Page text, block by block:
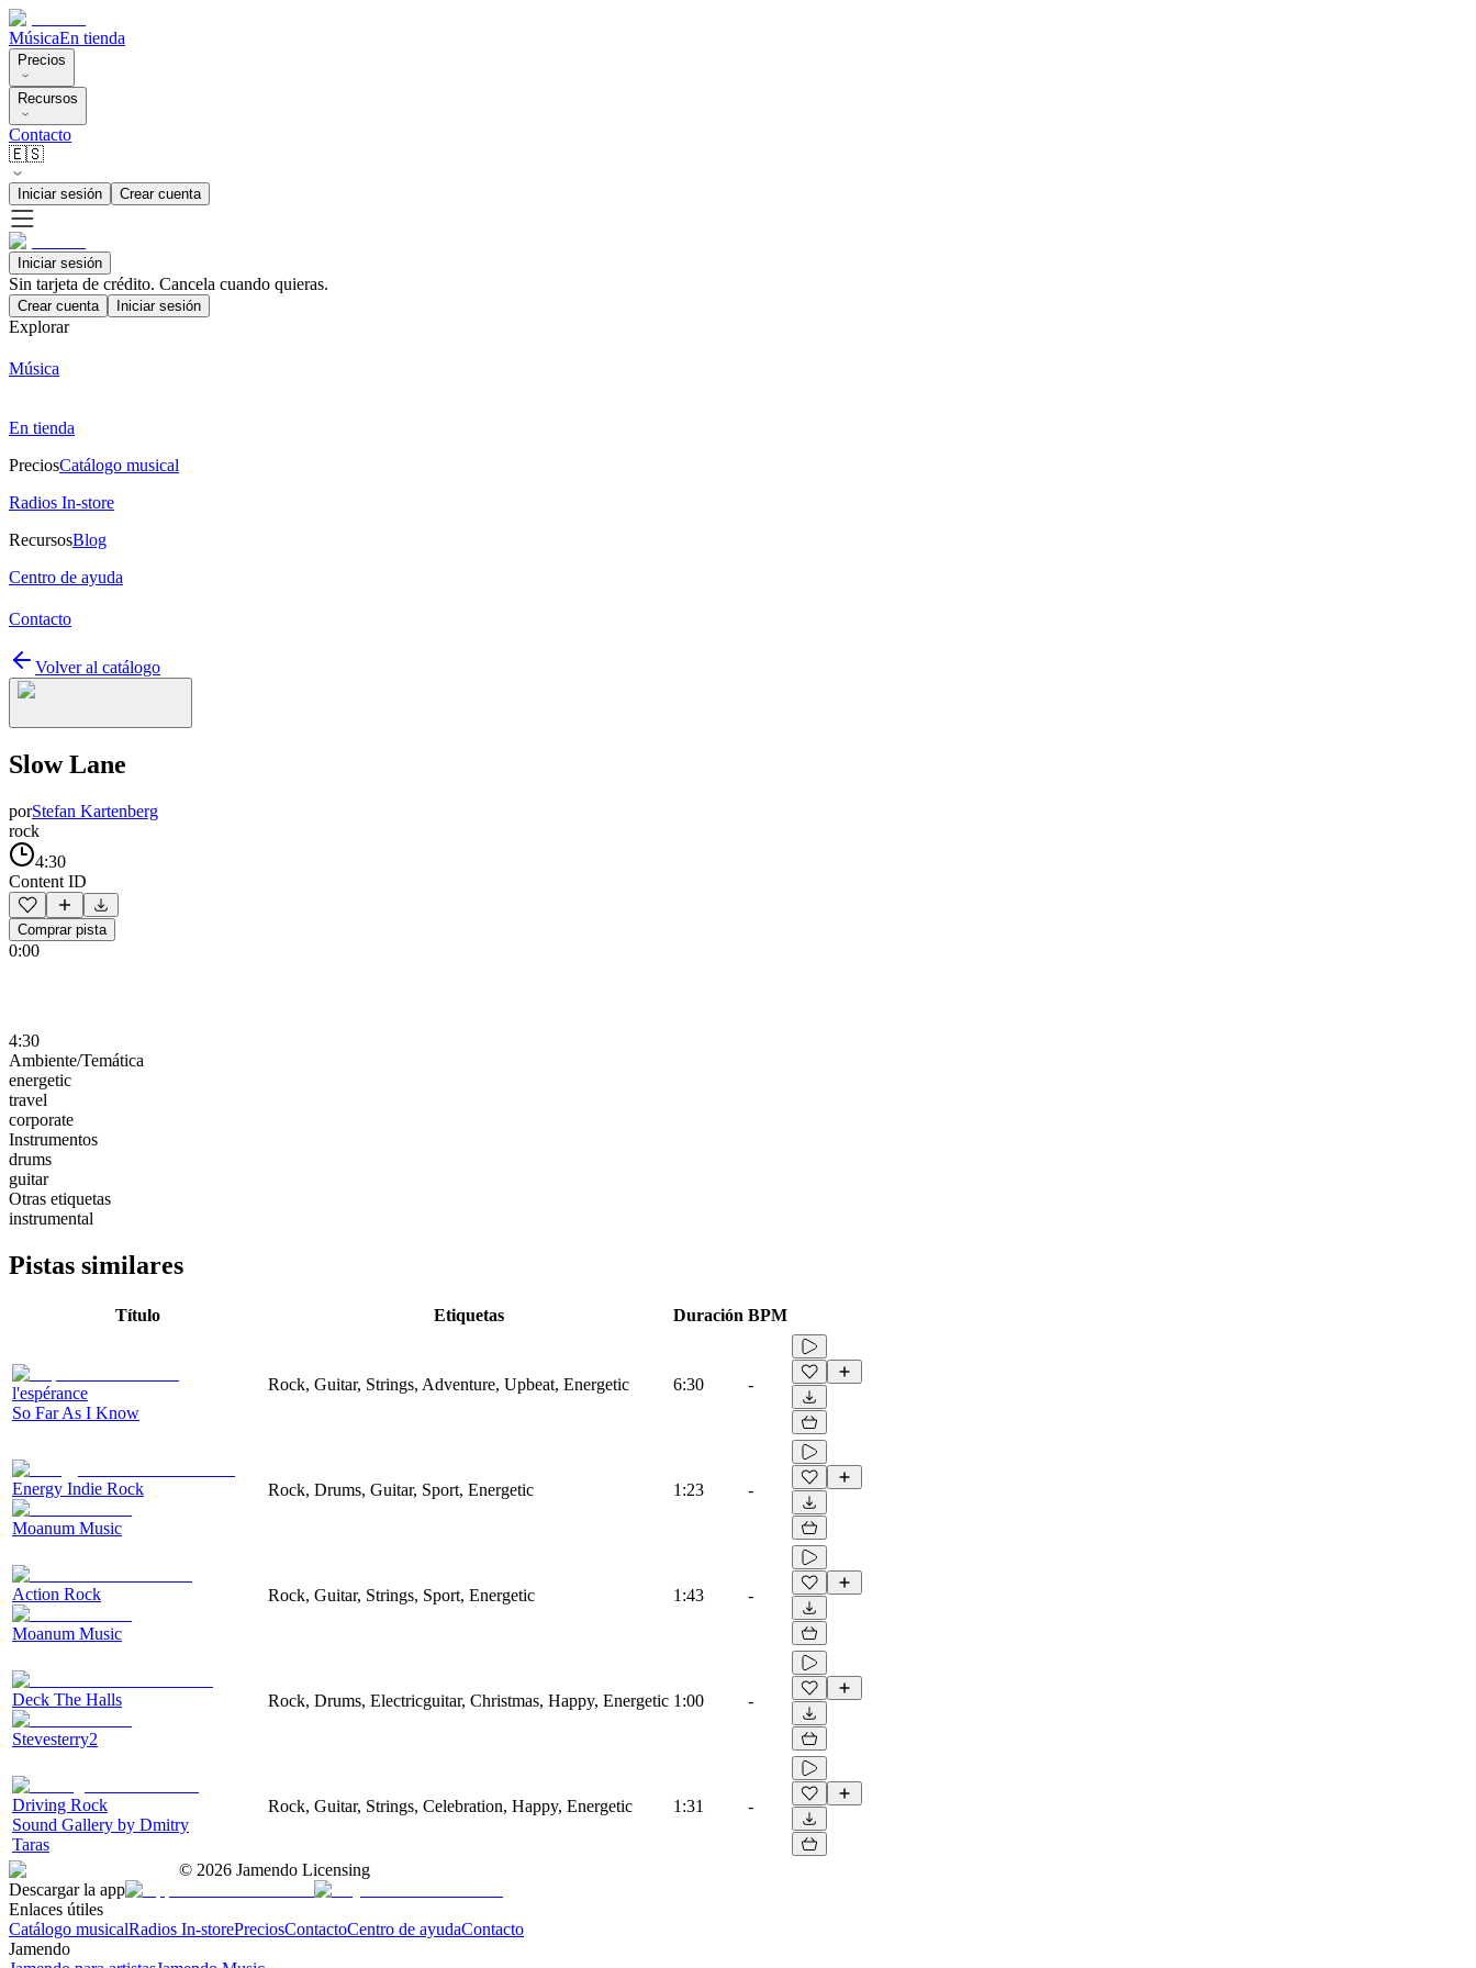
MúsicaEn tienda
Precios
Recursos
Contacto
🇪🇸
Iniciar sesión Crear cuenta
Iniciar sesión
Sin tarjeta de crédito. Cancela cuando quieras.
Crear cuenta Iniciar sesión
Explorar
Música
En tienda
PreciosCatálogo musical
Radios In-store
RecursosBlog
Centro de ayuda
Contacto
Volver al catálogo
Slow Lane
porStefan Kartenberg
rock
4:30
Content ID
Comprar pista
0:00
4:30
Ambiente/Temática
energetic
travel
corporate
Instrumentos
drums
guitar
Otras etiquetas
instrumental
Pistas similares
Título Etiquetas Duración BPM
l'espérance
So Far As I Know
Rock, Guitar, Strings, Adventure, Upbeat, Energetic 6:30 -
Energy Indie Rock
Moanum Music
Rock, Drums, Guitar, Sport, Energetic 1:23 -
Action Rock
Moanum Music
Rock, Guitar, Strings, Sport, Energetic 1:43 -
Deck The Halls
Stevesterry2
Rock, Drums, Electricguitar, Christmas, Happy, Energetic 1:00 -
Driving Rock
Sound Gallery by Dmitry
Taras
Rock, Guitar, Strings, Celebration, Happy, Energetic 1:31 -
© 2026 Jamendo Licensing
Descargar la app
Enlaces útiles
Catálogo musicalRadios In-storePreciosContactoCentro de ayudaContacto
Jamendo